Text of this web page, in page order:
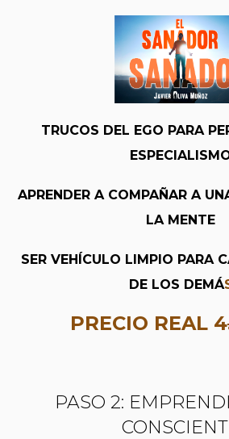
TRUCOS DEL EGO PARA
APRENDER A COMPAÑAR A
LA MENTE
SER VEHÍCULO LIMPIO PARA
DE LOS DEMÁ
PRECIO REAL 4
PASO 2: